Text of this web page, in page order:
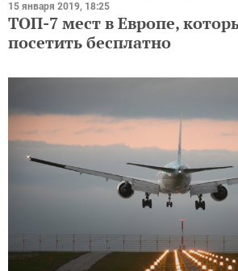
15 января 2019, 18:25
ТОП-7 мест в Европе,
посетить бесплатно